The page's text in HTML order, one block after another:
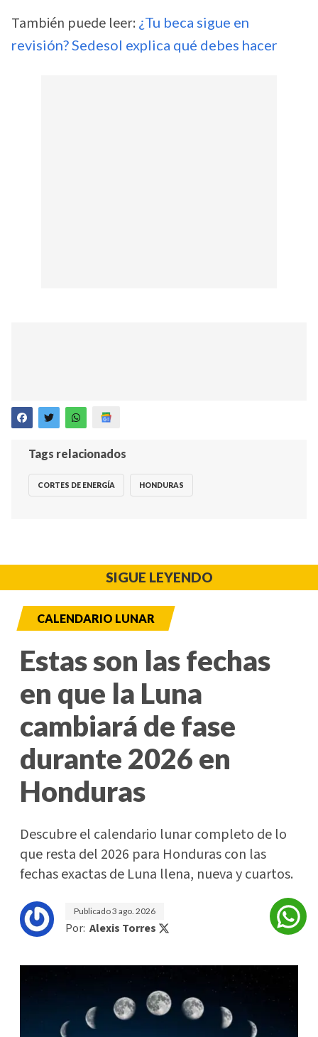
También puede leer: ¿Tu beca sigue en
revisión? Sedesol explica qué debes hacer
Tags relacionados
CORTES DE ENERGÍA HONDURAS
SIGUE LEYENDO
CALENDARIO LUNAR
Estas son las fechas
en que la Luna
cambiará de fase
durante 2026 en
Honduras
Descubre el calendario lunar completo de lo
que resta del 2026 para Honduras con las
fechas exactas de Luna llena, nueva y cuartos.
Publicado3 ago. 2026
Por: Alexis Torres